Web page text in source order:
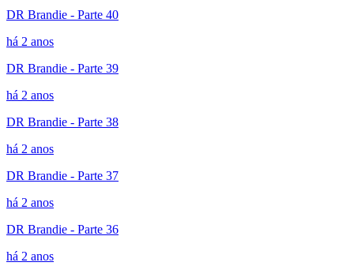
DR Brandie - Parte 40
há 2 anos
DR Brandie - Parte 39
há 2 anos
DR Brandie - Parte 38
há 2 anos
DR Brandie - Parte 37
há 2 anos
DR Brandie - Parte 36
há 2 anos